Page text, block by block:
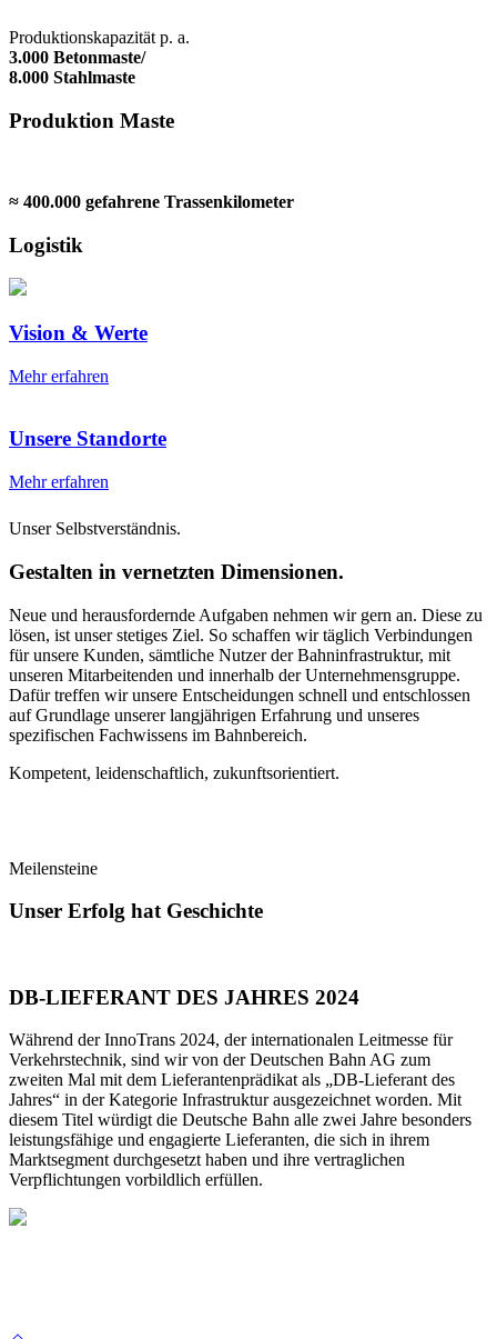
Produktionskapazität p. a.
3.000 Betonmaste/
8.000 Stahlmaste
Produktion Maste
≈ 400.000 gefahrene Trassenkilometer
Logistik
Vision & Werte
Mehr erfahren
Unsere Standorte
Mehr erfahren
Unser Selbstverständnis.
Gestalten in vernetzten Dimensionen.
Neue und herausfordernde Aufgaben nehmen wir gern an. Diese zu
lösen, ist unser stetiges Ziel. So schaffen wir täglich Verbindungen
für unsere Kunden, sämtliche Nutzer der Bahninfrastruktur, mit
unseren Mitarbeitenden und innerhalb der Unternehmensgruppe.
Dafür treffen wir unsere Entscheidungen schnell und entschlossen
auf Grundlage unserer langjährigen Erfahrung und unseres
spezifischen Fachwissens im Bahnbereich.
Kompetent, leidenschaftlich, zukunftsorientiert.
Meilensteine
Unser Erfolg hat Geschichte
DB-LIEFERANT DES JAHRES 2024
Während der InnoTrans 2024, der internationalen Leitmesse für
Verkehrstechnik, sind wir von der Deutschen Bahn AG zum
zweiten Mal mit dem Lieferantenprädikat als „DB-Lieferant des
Jahres“ in der Kategorie Infrastruktur ausgezeichnet worden. Mit
diesem Titel würdigt die Deutsche Bahn alle zwei Jahre besonders
leistungsfähige und engagierte Lieferanten, die sich in ihrem
Marktsegment durchgesetzt haben und ihre vertraglichen
Verpflichtungen vorbildlich erfüllen.